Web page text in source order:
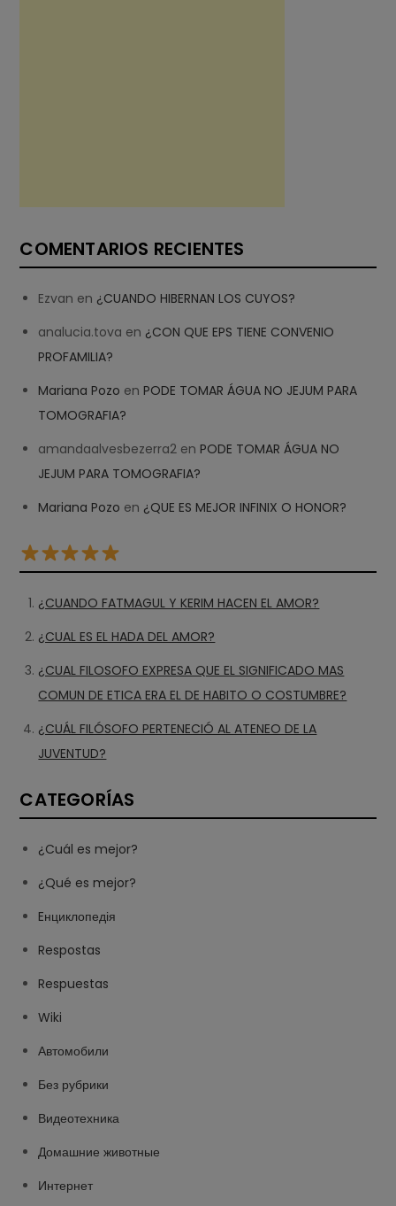
COMENTARIOS RECIENTES
Ezvan en ¿CUANDO HIBERNAN LOS CUYOS?
analucia.tova en ¿CON QUE EPS TIENE CONVENIO
PROFAMILIA?
Mariana Pozo enPODE TOMAR ÁGUA NO JEJUM PARA
TOMOGRAFIA?
amandaalvesbezerra2 enPODE TOMAR ÁGUA NO
JEJUM PARA TOMOGRAFIA?
Mariana Pozo en ¿QUE ES MEJOR INFINIX O HONOR?
¿CUANDO FATMAGUL Y KERIM HACEN EL AMOR?
¿CUAL ES EL HADA DEL AMOR?
¿CUAL FILOSOFO EXPRESA QUE EL SIGNIFICADO MAS
COMUN DE ETICA ERA EL DE HABITO O COSTUMBRE?
¿CUÁL FILÓSOFO PERTENECIÓ AL ATENEO DE LA
JUVENTUD?
CATEGORÍAS
¿Cuál es mejor?
¿Qué es mejor?
Eнциклопедія
Respostas
Respuestas
Wiki
Автомобили
Без рубрики
Видеотехника
Домашние животные
Интернет